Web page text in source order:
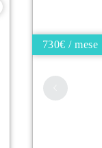
730€ / mese